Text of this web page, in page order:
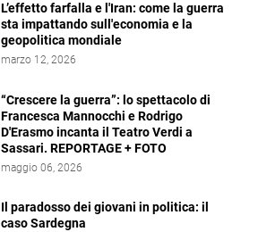
L’effetto farfalla e l'Iran: come la guerra
sta impattando sull'economia e la
geopolitica mondiale
marzo 12, 2026
“Crescere la guerra”: lo spettacolo di
Francesca Mannocchi e Rodrigo
D'Erasmo incanta il Teatro Verdi a
Sassari. REPORTAGE + FOTO
maggio 06, 2026
Il paradosso dei giovani in politica: il
caso Sardegna